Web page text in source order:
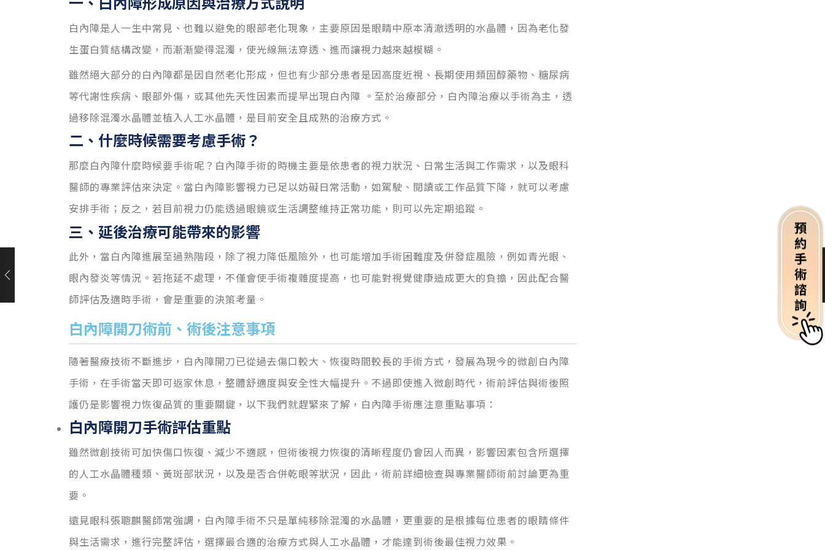
白內障是人一生中常見、也難以避免的眼部老化現象 ， 主要原因是眼睛中原本清澈透明的水晶體，因為老化發
生蛋白質結構改變，而漸漸變得混濁，使光線無法穿透、進而讓視力越來越模糊。
雖然絕大部分的白內障都是因自然老化形成，但也有少部分患者是因高度近視、長期使用類固醇藥物、糖尿病
等代謝性疾病、眼部外傷 ， 或其他先天性因素而提早出現白內障 。至於治療部分， 白內障治療以手術為主，透
過移除混濁水晶體並植入人工水晶體，是目前安全且成熟的治療方式。
二、什麼時候需要考慮手術？
那麼白內障什麼時候要手術呢？白內障手術的時機主要是依患者的視力狀況、日常生活與工作需求，以及眼科
醫師的專業評估來決定。當白內障影響視力已足以妨礙日常活動，如駕駛、閱讀或工作品質下降，就可以考慮
安排手術；反之，若目前視力仍能透過眼鏡或生活調整維持正常功能，則可以先定期追蹤。
三、延後治療可能帶來的影響
此外，當白內障進展至過熟階段，除了視力降低風險外， 也可能增加手術困難度及併發症風險，例如青光眼、
眼內發炎等情況。若拖延不處理，不僅會使手術複雜度提高，也可能對視覺健康造成更大的負擔，因此配合醫
師評估及適時手術 ，會是重要的決策考量。
白內障開刀術前、術後注意事項
隨著醫療技術不斷進步，白內障開刀已從過去傷口較大、恢復時間較長的手術方式，發展為現今的微創白內障
手術，在手術當天即可返家休息，整體舒適度與安全性大幅提升。不過即使進入微創時代，術前評估與術後照
護仍是影響視力恢復品質的重要關鍵，以下我們就趕緊來了解，白內障手術應注意重點事項：
白內障開刀手術評估重點
雖然微創技術可加快傷口恢復、減少不適感，但術後視力恢復的清晰程度仍會因人而異，影響因素包含所選擇
的人工水晶體種類、黃斑部狀況，以及是否合併乾眼等狀況，因此，術前詳細檢查與專業醫師術前討論更為重
要。
遠見眼科張聰麒醫師常強調，白內障手術不只是單純移除混濁的水晶體，更重要的是根據每位患者的眼睛條件
與生活需求，進行完整評估，選擇最合適的治療方式與人工水晶體，才能達到術後最佳視力效果。